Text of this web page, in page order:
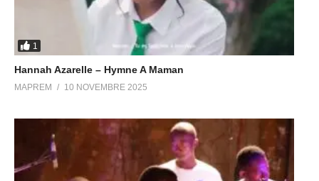
1
Hannah Azarelle – Hymne A Maman
MAPREM 10 NOVEMBRE 2025